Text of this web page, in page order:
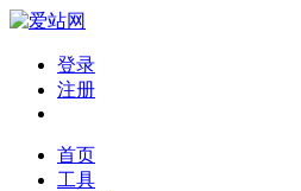
登录
注册
首页
工具